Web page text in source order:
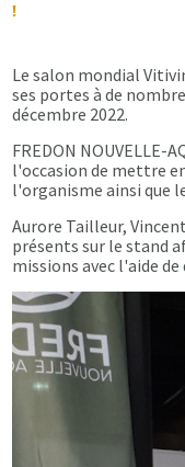
!
Le salon mondial
ses portes à de
décembre 2022.
FREDON NOUVELLE-
l'occasion de mettre
l'organisme ainsi que
Aurore Tailleur,
présents sur le stand
missions avec l'aide